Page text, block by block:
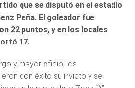
que se disputó en el estadio
Peña. El goleador fue
22 puntos, y en los locales
17.
y mayor oficio, los
con éxito su invicto y se